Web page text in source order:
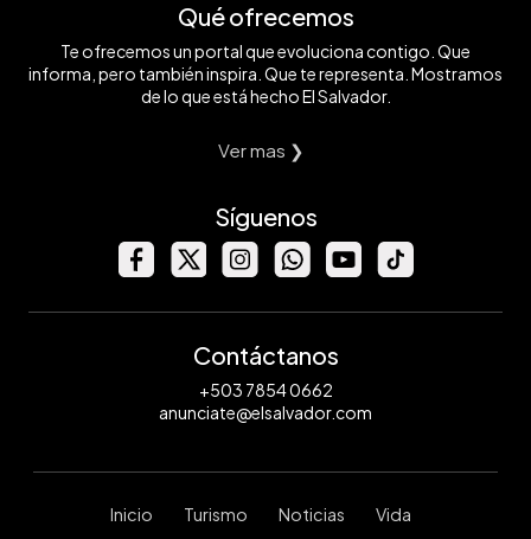
Qué ofrecemos
Te ofrecemos un portal que evoluciona contigo. Que
informa, pero también inspira. Que te representa. Mostramos
de lo que está hecho El Salvador.
Ver mas ❯
Síguenos
Contáctanos
+503 7854 0662
anunciate@elsalvador.com
Inicio Turismo Noticias Vida